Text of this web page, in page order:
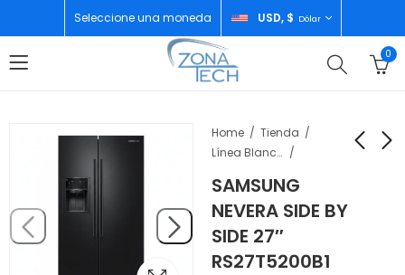
Seleccione una moneda USD, $ Dólar
0
Home
Tienda
Línea Blanca
SAMSUNG
NEVERA SIDE BY
SIDE 27″
RS27T5200B1
SIDE BY SIDE 22"
RS22T5200S9AP
$1.400,00
COCINA A GAS
ACERO 4H 30"
WCG55USOHS